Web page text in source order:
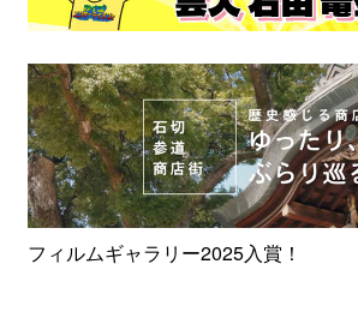
フィルムギャラリー2025入賞！